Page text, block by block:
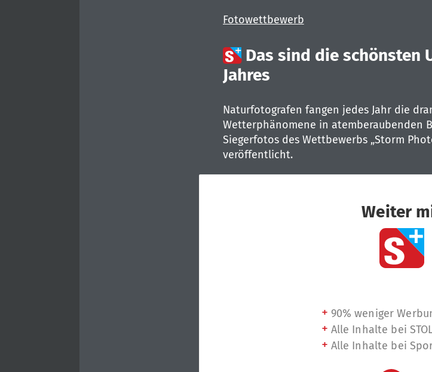
Fotowettbewerb
 Das sind die schönsten
Jahres
Naturfotografen fangen jedes Jahr die
Wetterphänomene in atemberaubenden
Siegerfotos des Wettbewerbs „Storm
veröffentlicht.